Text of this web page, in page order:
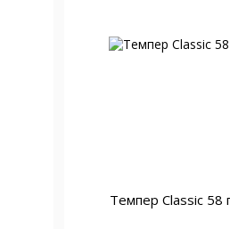
Темпер Classic 58